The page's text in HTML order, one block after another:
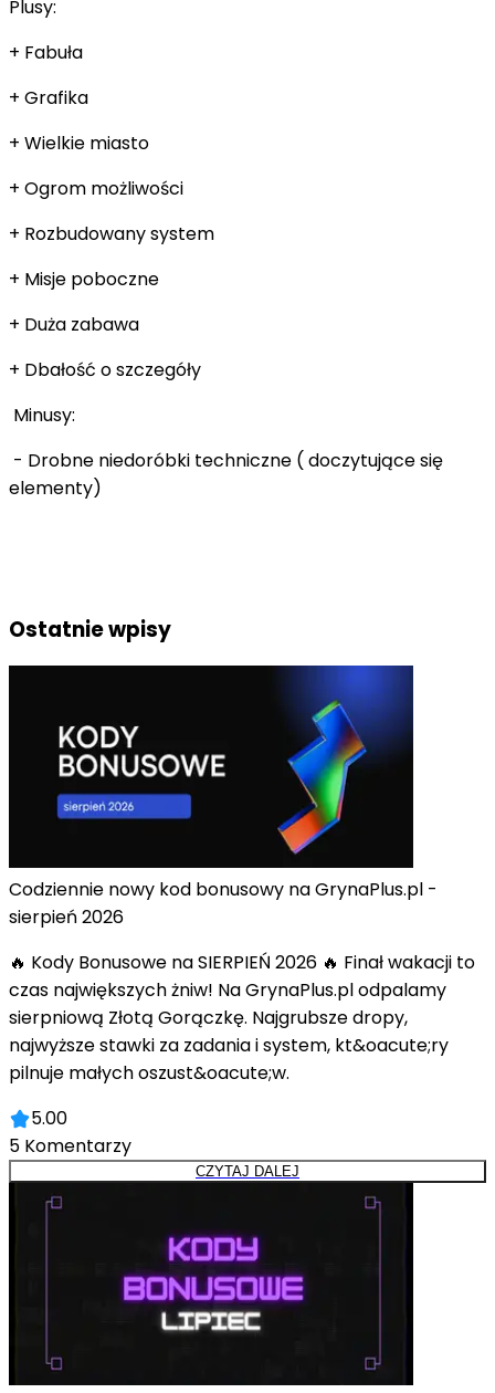
Plusy:
+ Fabuła
+ Grafika
+ Wielkie miasto
+ Ogrom możliwości
+ Rozbudowany system
+ Misje poboczne
+ Duża zabawa
+ Dbałość o szczegóły
Minusy:
- Drobne niedoróbki techniczne ( doczytujące się
elementy)
Ostatnie wpisy
Codziennie nowy kod bonusowy na GrynaPlus.pl -
sierpień 2026
🔥 Kody Bonusowe na SIERPIEŃ 2026 🔥 Finał wakacji to
czas największych żniw! Na GrynaPlus.pl odpalamy
sierpniową Złotą Gorączkę. Najgrubsze dropy,
najwyższe stawki za zadania i system, kt&oacute;ry
pilnuje małych oszust&oacute;w.
5.00
5 Komentarzy
CZYTAJ DALEJ